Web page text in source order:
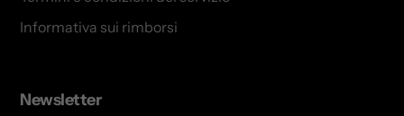
Informativa sui rimborsi
Newsletter